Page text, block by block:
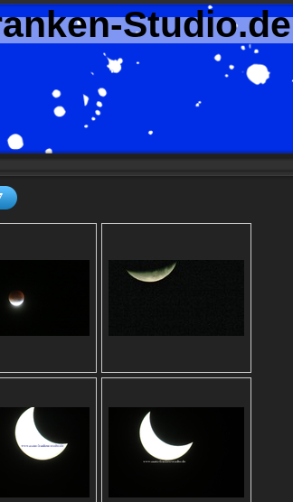
Studio.de